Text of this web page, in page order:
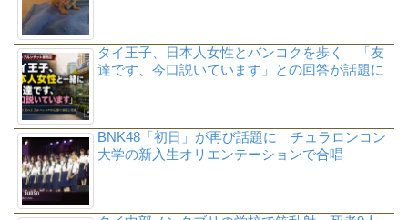
タイ王子、日本人女性とバンコクを歩く 「友
達です、今口説いています」との回答が話題に
BNK48「初日」が再び話題に チュラロンコン
大学の新入生オリエンテーションで合唱